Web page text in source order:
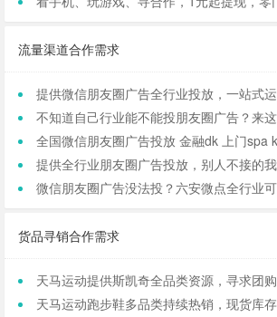
流量渠道合作需求
提供微信朋友圈广告全行业投放，一站式运营，
不知道自己行业能不能投朋友圈广告？来这里，六安微点
全国微信朋友圈广告投放 金融dk 上门spa k12教育 相亲 医院医美 国学等禁
提供全行业朋友圈广告投放，别人不接的我们接！
微信朋友圈广告没法投？六安微点全行业可跑，任何行业
货品寻销合作需求
天马运动提供斯凯奇全品类资源，寻求团
天马运动跑步鞋多品类持续热销，现货库